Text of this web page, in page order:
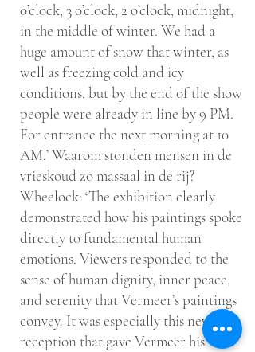
o’clock, 3 o’clock, 2 o’clock, midnight,
in the middle of winter. We had a
huge amount of snow that winter, as
well as freezing cold and icy
conditions, but by the end of the show
people were already in line by 9 PM.
For entrance the next morning at 10
AM.’ Waarom stonden mensen in de
vrieskoud zo massaal in de rij?
Wheelock: ‘The exhibition clearly
demonstrated how his paintings spoke
directly to fundamental human
emotions. Viewers responded to the
sense of human dignity, inner peace,
and serenity that Vermeer’s paintings
convey. It was especially this new
reception that gave Vermeer his